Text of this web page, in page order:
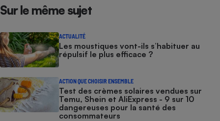
Sur le même sujet
ACTUALITÉ
Les moustiques vont-ils s’habituer au
répulsif le plus efficace ?
ACTION QUE CHOISIR ENSEMBLE
Test des crèmes solaires vendues sur
Temu, Shein et AliExpress - 9 sur 10
dangereuses pour la santé des
consommateurs